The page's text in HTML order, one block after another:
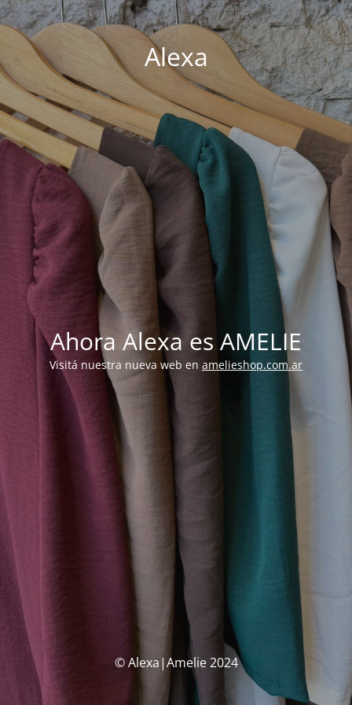
Alexa
Ahora Alexa es AMELIE
Visitá nuestra nueva web en amelieshop.com.ar
© Alexa|Amelie 2024